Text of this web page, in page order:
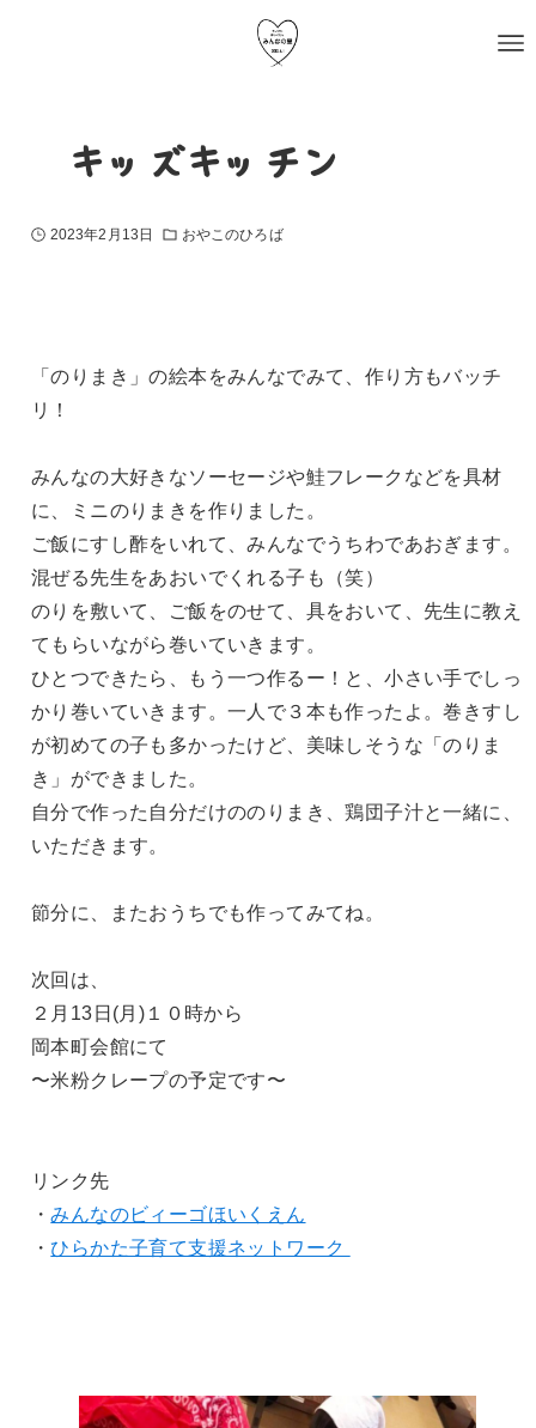
〜キッズキッチン〜
2023年2月13日 おやこのひろば
「のりまき」の絵本をみんなでみて、作り方もバッチ
リ！
みんなの大好きなソーセージや鮭フレークなどを具材
に、ミニのりまきを作りました。
ご飯にすし酢をいれて、みんなでうちわであおぎます。
混ぜる先生をあおいでくれる子も（笑）
のりを敷いて、ご飯をのせて、具をおいて、先生に教え
てもらいながら巻いていきます。
ひとつできたら、もう一つ作るー！と、小さい手でしっ
かり巻いていきます。一人で３本も作ったよ。巻きすし
が初めての子も多かったけど、美味しそうな「のりま
き」ができました。
自分で作った自分だけののりまき、鶏団子汁と一緒に、
いただきます。
節分に、またおうちでも作ってみてね。
次回は、
２月13日(月)１０時から
岡本町会館にて
〜米粉クレープの予定です〜
リンク先
・みんなのビィーゴほいくえん
・ひらかた子育て支援ネットワーク